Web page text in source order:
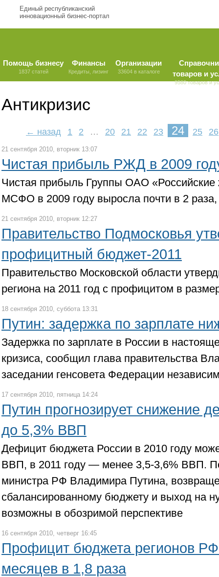
Единый республиканский
инновационный бизнес-портал
Помощь бизнесу
1837 статей
Финансы
Кредиты, лизинг
Организации
33604 в каталоге
товаров и
9580 товаров и
Антикризис
← назад 1 2 … 20 21 22 23 24 25 26
21 сентября 2010, вторник 13:07
Чистая прибыль РЖД в 2009
Чистая прибыль Группы ОАО «Российские
МСФО в 2009 году выросла почти в 2
21 сентября 2010, вторник 12:27
Правительство Подмосковья
профицитный бюджет-2011
Правительство Московской области
региона на 2011 год с профицитом в
18 сентября 2010, суббота 13:31
Путин: задержка по зарплате
Задержка по зарплате в России в
кризиса, сообщил глава правительства
заседании генсовета Федерации
17 сентября 2010, пятница 14:24
Путин прогнозирует снижение
до 5,3% ВВП
Дефицит бюджета России в 2010 году
ВВП, в 2011 году — менее 3,5-3,6% ВВП.
министра РФ Владимира Путина,
сбалансированному бюджету и выход на
возможны в обозримой перспективе
16 сентября 2010, четверг 16:45
Профицит бюджета регионов
месяцев в 1,8 раза